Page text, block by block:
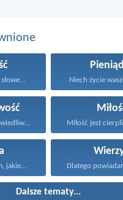
Dzieci, miłujmy nie słowem... Niech życie
Kto podąża za sprawiedliwością...
jakie...
Dalsze tematy...